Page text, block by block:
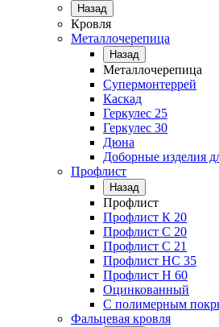
Назад
Кровля
Металлочерепица
Назад
Металлочерепица
Супермонтеррей
Каскад
Геркулес 25
Геркулес 30
Дюна
Доборные изделия
Профлист
Назад
Профлист
Профлист К 20
Профлист С 20
Профлист C 21
Профлист НС 35
Профлист Н 60
Оцинкованный
С полимерным
Фальцевая кровля